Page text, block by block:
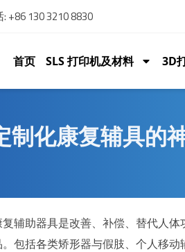
: +86 130 3210 8830
首页 SLS 打印机及材料 3D
制化康复辅具的
复辅助器具是改善、补偿、替代人
。包括各类矫形器与假肢、个人移